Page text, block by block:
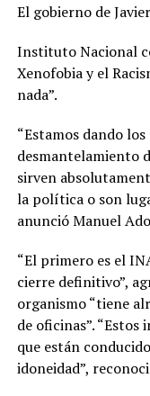
El gobierno de
Instituto Nacional
Xenofobia y el
nada”.
“Estamos dando
desmantelamiento
sirven
la política o son
anunció Manuel
“El primero es el
cierre definitivo”,
organismo “tiene
de oficinas”.
que están
idoneidad”,